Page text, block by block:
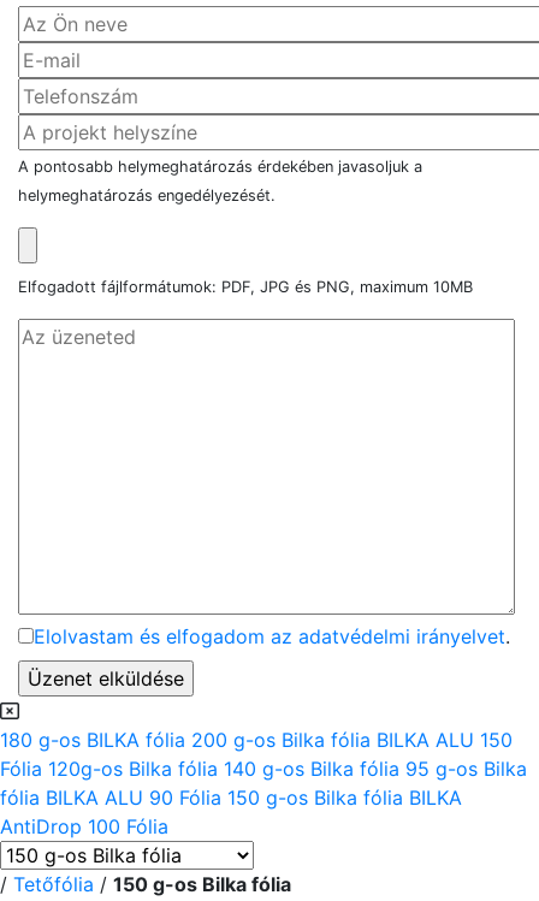
A pontosabb helymeghatározás érdekében javasoljuk a
helymeghatározás engedélyezését.
Elfogadott fájlformátumok: PDF, JPG és PNG, maximum 10MB
Elolvastam és elfogadom az adatvédelmi irányelvet.
180 g-os BILKA fólia 200 g-os Bilka fólia BILKA ALU 150
Fólia 120g-os Bilka fólia 140 g-os Bilka fólia 95 g-os Bilka
fólia BILKA ALU 90 Fólia 150 g-os Bilka fólia BILKA
AntiDrop 100 Fólia
/ Tetőfólia / 150 g-os Bilka fólia